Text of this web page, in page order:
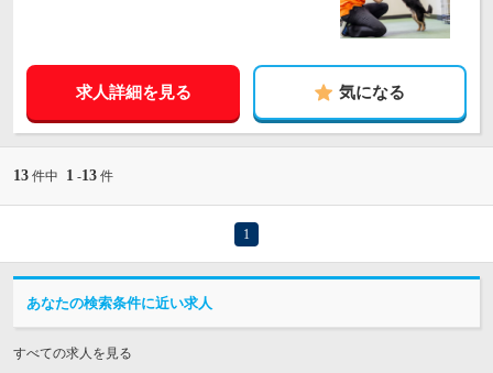
求人詳細を見る 気になる
13 件中 1 -13 件
1
あなたの検索条件に近い求人
すべての求人を見る